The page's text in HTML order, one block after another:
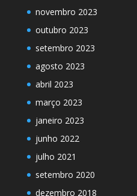
novembro 2023
outubro 2023
setembro 2023
agosto 2023
abril 2023
março 2023
janeiro 2023
junho 2022
julho 2021
setembro 2020
dezembro 2018